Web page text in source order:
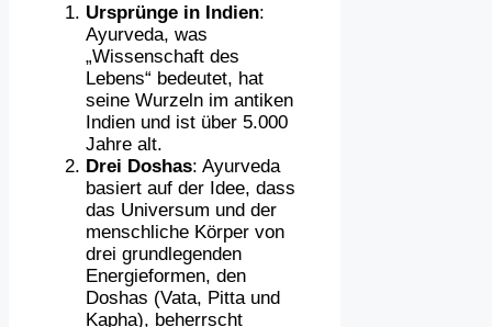
Ursprünge in Indien:
Ayurveda, was
„Wissenschaft des
Lebens“ bedeutet, hat
seine Wurzeln im antiken
Indien und ist über 5.000
Jahre alt.
Drei Doshas: Ayurveda
basiert auf der Idee, dass
das Universum und der
menschliche Körper von
drei grundlegenden
Energieformen, den
Doshas (Vata, Pitta und
Kapha), beherrscht